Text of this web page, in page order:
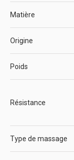
Matière
Origine
Poids
Résistance
Type de massage